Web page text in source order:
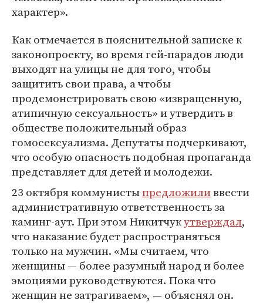
характер».
Как отмечается в пояснительной записке к
законопроекту, во время гей-парадов люди
выходят на улицы не для того, чтобы
защитить свои права, а чтобы
продемонстрировать свою «извращенную,
атипичную сексуальность» и утвердить в
обществе положительный образ
гомосексуализма. Депутаты подчеркивают,
что особую опасность подобная пропаганда
представляет для детей и молодежи.
23 октября коммунистыпредложиливвести
административную ответственность за
каминг-аут. При этом Никитчукутверждал,
что наказание будет распространяться
только на мужчин. «Мы считаем, что
женщины — более разумный народ и более
эмоциями руководствуются. Пока что
женщин не затрагиваем», — объяснял он.